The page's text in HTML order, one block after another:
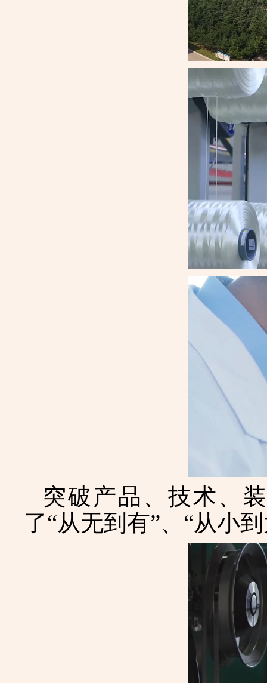
突破产品、技术、
了“从无到有”、“从小